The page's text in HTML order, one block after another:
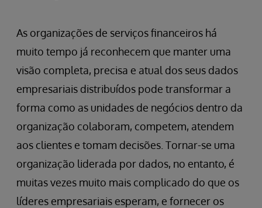
As organizações de serviços financeiros há
muito tempo já reconhecem que manter uma
visão completa, precisa e atual dos seus dados
empresariais distribuídos pode transformar a
forma como as unidades de negócios dentro da
organização colaboram, competem, atendem
aos clientes e tomam decisões. Tornar-se uma
organização liderada por dados, no entanto, é
muitas vezes muito mais complicado do que os
líderes empresariais esperam, e fornecer os